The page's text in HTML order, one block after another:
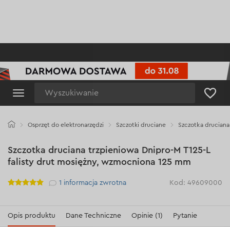
Osprzęt do elektronarzędzi Szczotki druciane Szczotka
Szczotka druciana trzpieniowa Dnipro-M Т125-L
falisty drut mosiężny, wzmocniona 125 mm
Рейтинг 1 informacja zwrotna Kod: 49609000
Opis produktu Dane Techniczne Opinie (1) Pytanie